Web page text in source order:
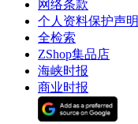
网络条款
个人资料保护声明
全检索
ZShop集品店
海峡时报
商业时报